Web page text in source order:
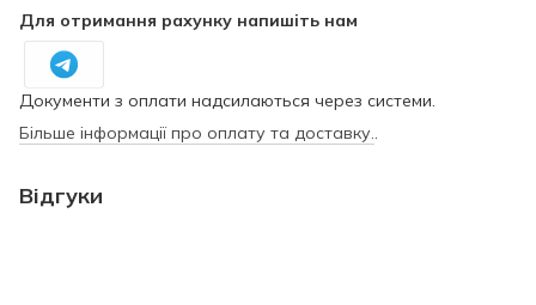
Для отримання рахунку напишіть нам
Документи з оплати надсилаються через системи.
Більше інформації про оплату та доставку..
Відгуки